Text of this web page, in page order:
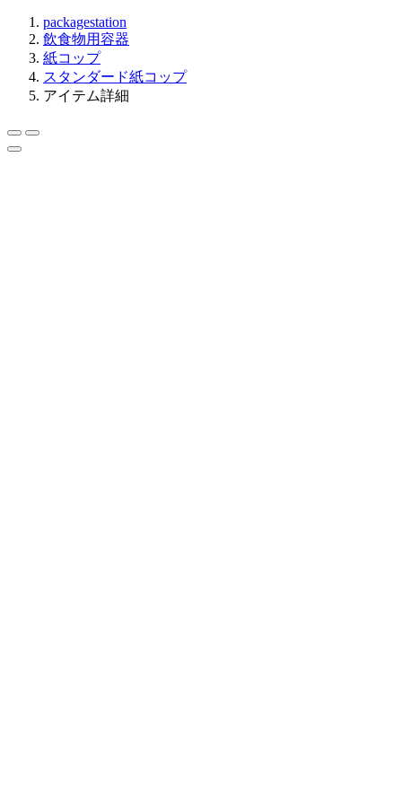
packagestation
飲食物用容器
紙コップ
スタンダード紙コップ
アイテム詳細